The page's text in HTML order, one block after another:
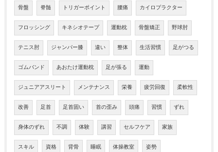
骨盤 脊髄 トリガーポイント 腰痛 カイロプラクター
フロッシング キネシオテープ 運動枕 骨盤矯正 野球肘
テニス肘 ジャンパー膝 違い 整体 生活習慣 足がつる
ゴムバンド あおたけ運動枕 足が張る 運動
ジュニアアスリート メンテナンス 栄養 疲労回復 柔軟性
改善 足首 足首固い 首の歪み 頭痛 習慣 ずれ
身体のずれ 不調 体験 講習 セルフケア 家族
スキル 資格 背骨 睡眠 体操教室 姿勢